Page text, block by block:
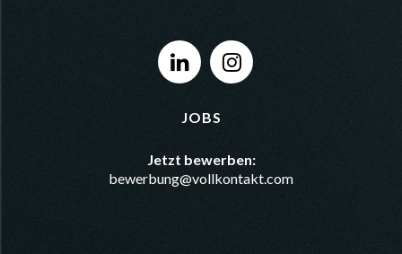
JOBS
Jetzt bewerben:
bewerbung@vollkontakt.com